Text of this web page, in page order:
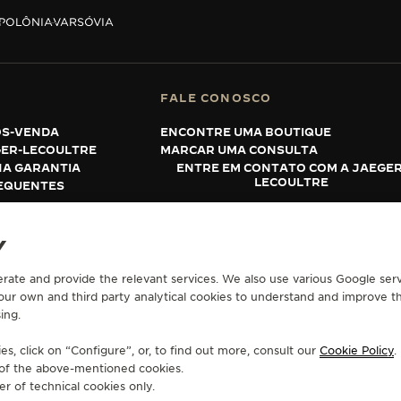
VARSÓVIA
VENDA
LECOULTRE
GARANTIA
FALE CONOSCO
ENCONTRE UMA BOUTIQUE
MARCAR UMA CONSULTA
ENTRE EM CONTATO COM A
LECOULTRE
DE ACESSIBILIDADE - WCAG
and provide the relevant services. We also use various Google
own and third party analytical cookies to understand and improve
click on “Configure”, or, to find out more, consult our Cookie Policy.
the above-mentioned cookies.
of technical cookies only.